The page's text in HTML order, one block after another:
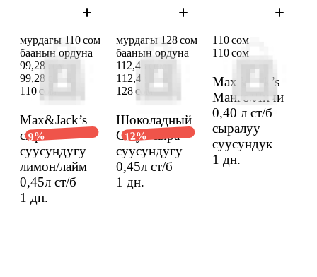
Max&Jack’s
сыра
суусундугу
лимон/лайм
0,45л ст/б
1 дн.
мурдагы 110 сом
баанын ордуна
99,28 сом
99,28 сом
110 сом
9%
Шоколадный
Стаут сыра
суусундугу
0,45л ст/б
1 дн.
мурдагы 128 сом
баанын ордуна
112,48 сом
112,48 сом
128 сом
12%
Max&Jack’s
Манго/Личи
0,40 л ст/б
сыралуу
суусундук
1 дн.
110 сом
110 сом